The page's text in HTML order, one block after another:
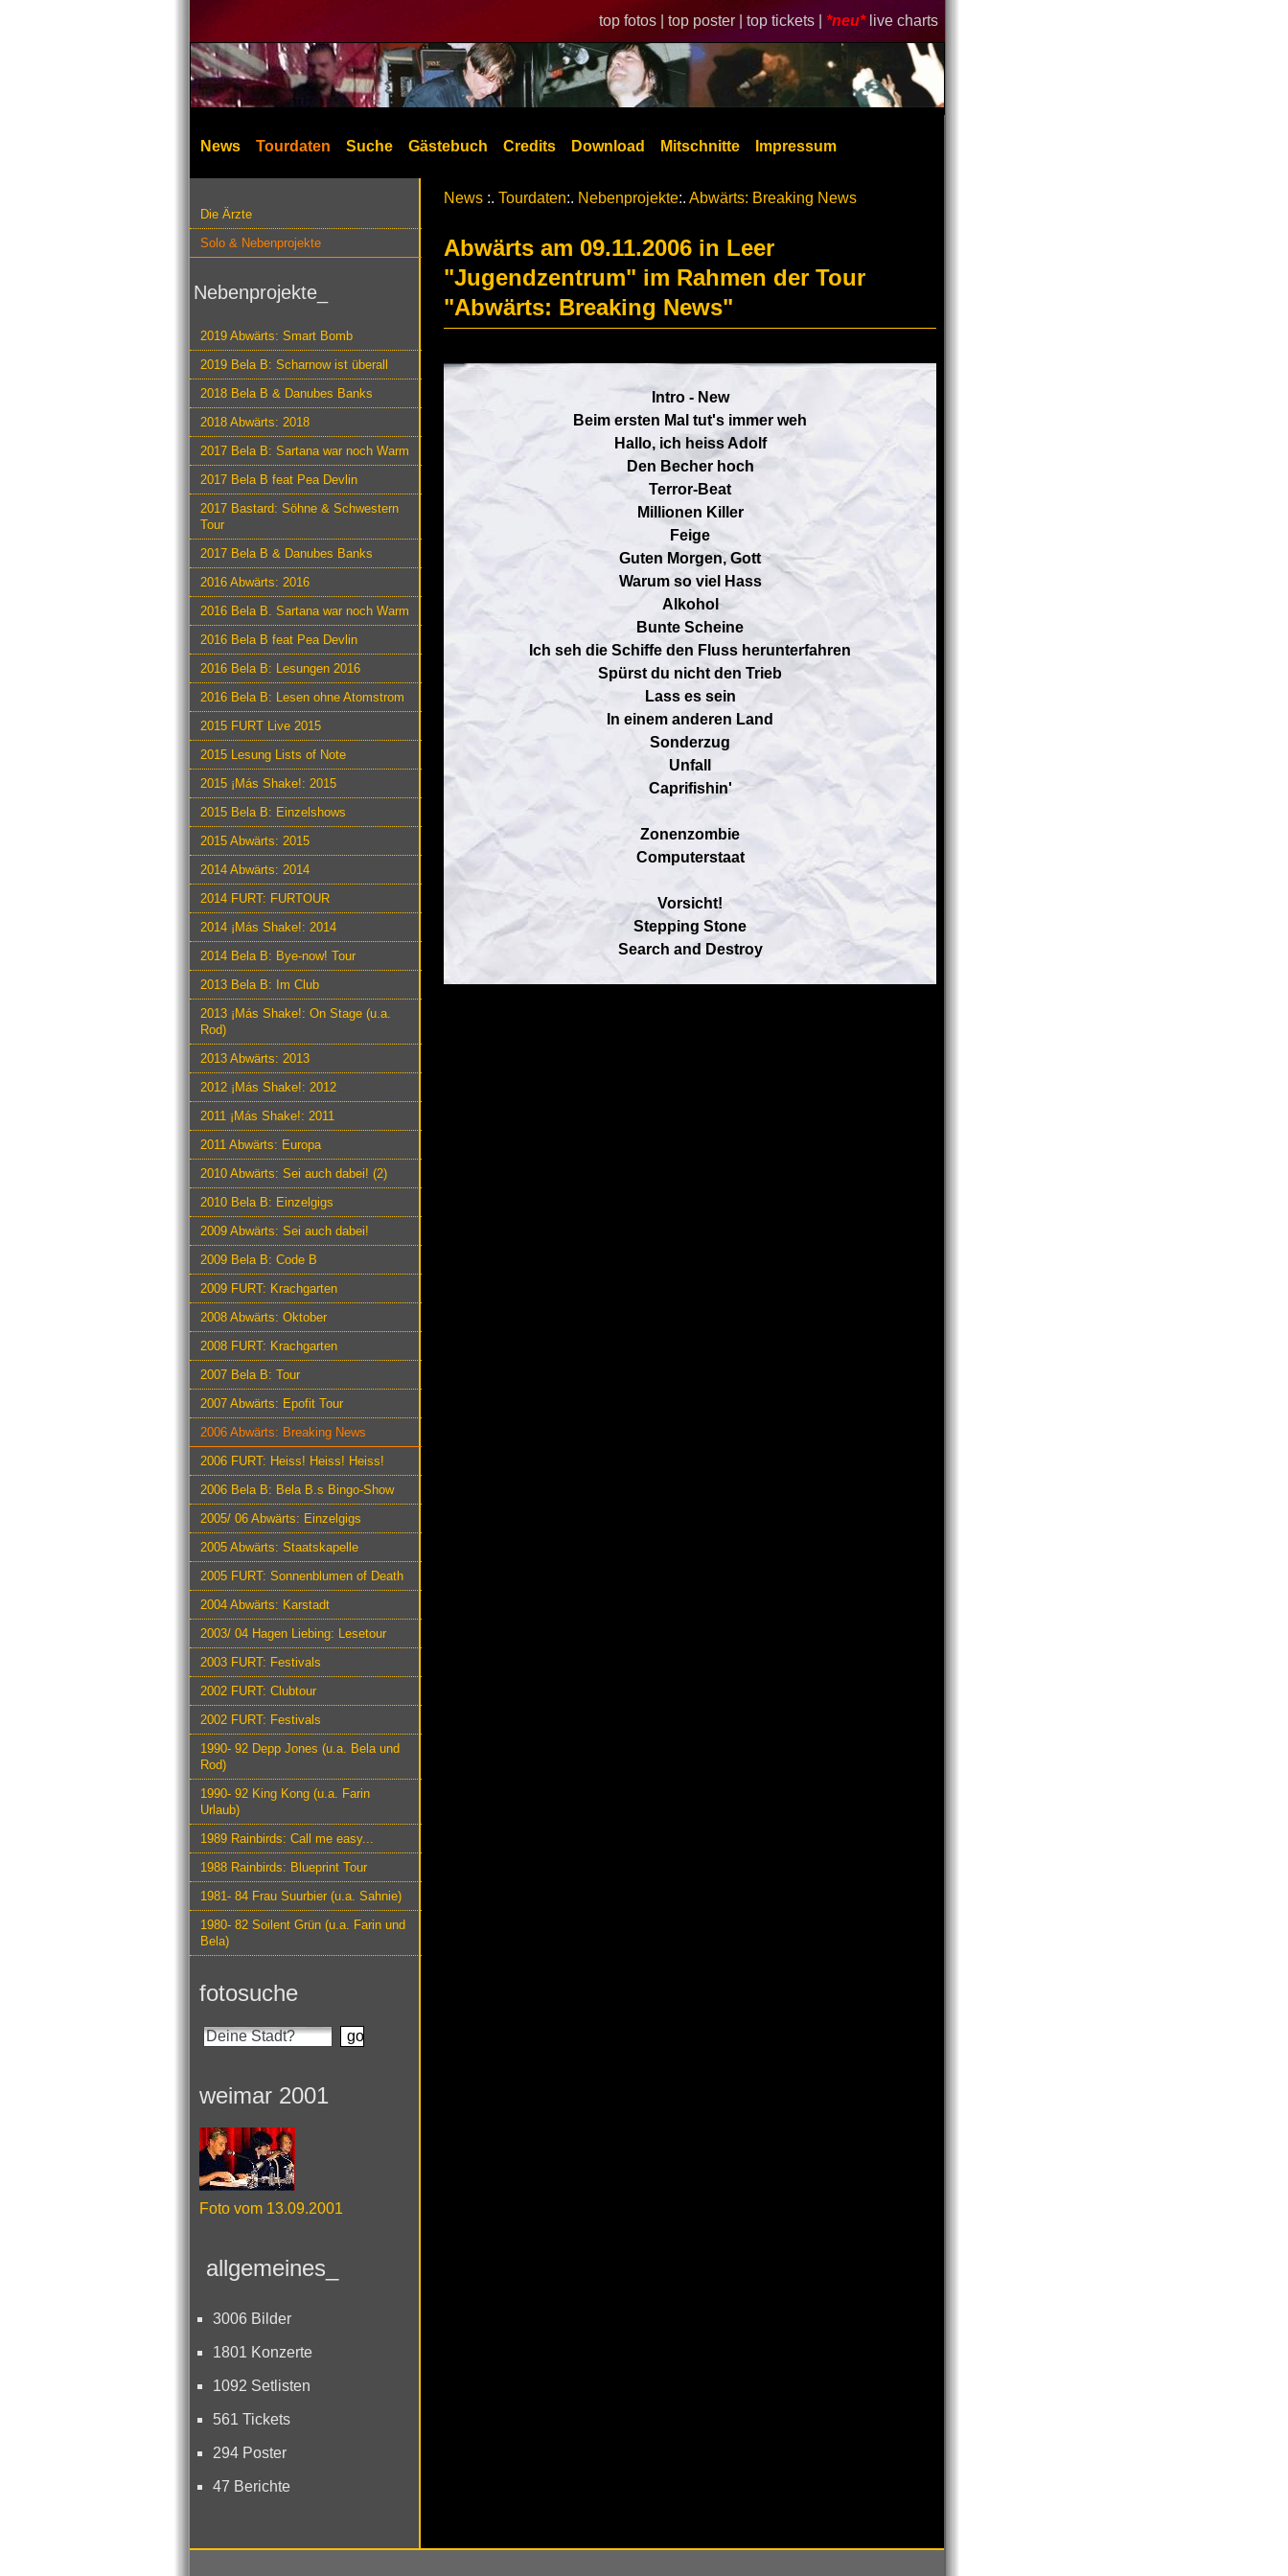
top fotos | top poster | top tickets | *neu* live charts
News Tourdaten Suche Gästebuch Credits Download Mitschnitte Impressum
Die Ärzte
Solo & Nebenprojekte
Nebenprojekte_
2019 Abwärts: Smart Bomb
2019 Bela B: Scharnow ist überall
2018 Bela B & Danubes Banks
2018 Abwärts: 2018
2017 Bela B: Sartana war noch Warm
2017 Bela B feat Pea Devlin
2017 Bastard: Söhne & Schwestern
Tour
2017 Bela B & Danubes Banks
2016 Abwärts: 2016
2016 Bela B. Sartana war noch Warm
2016 Bela B feat Pea Devlin
2016 Bela B: Lesungen 2016
2016 Bela B: Lesen ohne Atomstrom
2015 FURT Live 2015
2015 Lesung Lists of Note
2015 ¡Más Shake!: 2015
2015 Bela B: Einzelshows
2015 Abwärts: 2015
2014 Abwärts: 2014
2014 FURT: FURTOUR
2014 ¡Más Shake!: 2014
2014 Bela B: Bye-now! Tour
2013 Bela B: Im Club
2013 ¡Más Shake!: On Stage (u.a.
Rod)
2013 Abwärts: 2013
2012 ¡Más Shake!: 2012
2011 ¡Más Shake!: 2011
2011 Abwärts: Europa
2010 Abwärts: Sei auch dabei! (2)
2010 Bela B: Einzelgigs
2009 Abwärts: Sei auch dabei!
2009 Bela B: Code B
2009 FURT: Krachgarten
2008 Abwärts: Oktober
2008 FURT: Krachgarten
2007 Bela B: Tour
2007 Abwärts: Epofit Tour
2006 Abwärts: Breaking News
2006 FURT: Heiss! Heiss! Heiss!
2006 Bela B: Bela B.s Bingo-Show
2005/ 06 Abwärts: Einzelgigs
2005 Abwärts: Staatskapelle
2005 FURT: Sonnenblumen of Death
2004 Abwärts: Karstadt
2003/ 04 Hagen Liebing: Lesetour
2003 FURT: Festivals
2002 FURT: Clubtour
2002 FURT: Festivals
1990- 92 Depp Jones (u.a. Bela und
Rod)
1990- 92 King Kong (u.a. Farin
Urlaub)
1989 Rainbirds: Call me easy...
1988 Rainbirds: Blueprint Tour
1981- 84 Frau Suurbier (u.a. Sahnie)
1980- 82 Soilent Grün (u.a. Farin und
Bela)
fotosuche
weimar 2001
Foto vom 13.09.2001
allgemeines_
3006 Bilder
1801 Konzerte
1092 Setlisten
561 Tickets
294 Poster
47 Berichte
News :. Tourdaten:. Nebenprojekte:. Abwärts: Breaking News
Abwärts am 09.11.2006 in Leer
"Jugendzentrum" im Rahmen der Tour
"Abwärts: Breaking News"
Intro - New
Beim ersten Mal tut's immer weh
Hallo, ich heiss Adolf
Den Becher hoch
Terror-Beat
Millionen Killer
Feige
Guten Morgen, Gott
Warum so viel Hass
Alkohol
Bunte Scheine
Ich seh die Schiffe den Fluss herunterfahren
Spürst du nicht den Trieb
Lass es sein
In einem anderen Land
Sonderzug
Unfall
Caprifishin'
Zonenzombie
Computerstaat
Vorsicht!
Stepping Stone
Search and Destroy